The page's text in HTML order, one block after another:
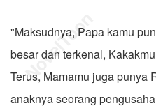
"Maksudnya, Papa kamu
besar dan terkenal,
Terus, Mamamu juga punya
anaknya seorang